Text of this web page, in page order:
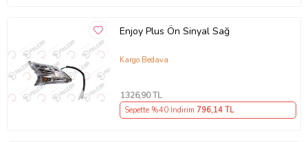
Enjoy Plus Ön Sinyal Sağ
Kargo Bedava
1326,90 TL
Sepette %40 İndirim 796,14 TL